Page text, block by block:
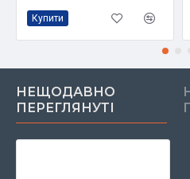
Купити
НЕЩОДАВНО
ПЕРЕГЛЯНУТІ